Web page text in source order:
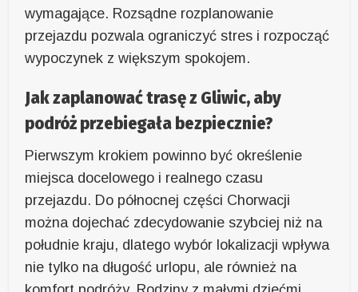
wymagające. Rozsądne rozplanowanie
przejazdu pozwala ograniczyć stres i rozpocząć
wypoczynek z większym spokojem.
Jak zaplanować trasę z Gliwic, aby
podróż przebiegała bezpiecznie?
Pierwszym krokiem powinno być określenie
miejsca docelowego i realnego czasu
przejazdu. Do północnej części Chorwacji
można dojechać zdecydowanie szybciej niż na
południe kraju, dlatego wybór lokalizacji wpływa
nie tylko na długość urlopu, ale również na